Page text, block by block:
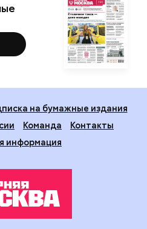
на бумажные издания
Команда
Контакты
информация